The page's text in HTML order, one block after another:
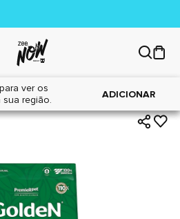
ver os
região.
ADICIONAR